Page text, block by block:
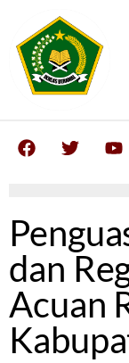
dan
Acuan